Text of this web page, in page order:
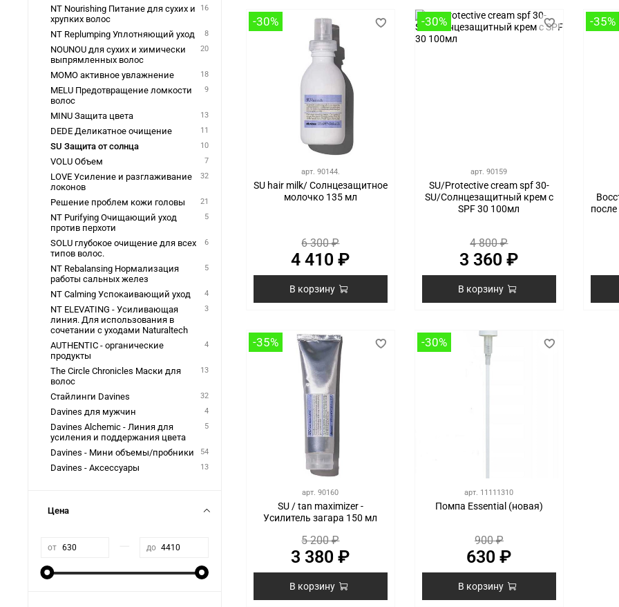
-30%
арт. 90144.
SU hair milk/ Солнцезащитное
молочко 135 мл
6 300 ₽
4 410 ₽
В корзину
-30%
арт.90159
SU/Protective cream spf 30-
SU/Солнцезащитный крем с
SPF 30 100мл
4 800 ₽
3 360 ₽
В корзину
-35%
-35%
арт.90160
SU / tan maximizer -
Усилитель загара 150 мл
5 200 ₽
3 380 ₽
В корзину
-30%
арт. 11111310
Помпа Essential (новая)
900 ₽
630 ₽
В корзину
NT Nourishing Питание для сухих и
хрупких волос
16
NT Replumping Уплотняющий уход 8
NOUNOU для сухих и химически
выпрямленных волос
20
MOMO активное увлажнение 18
MELU Предотвращение ломкости
волос
9
MINU Защита цвета 13
DEDE Деликатное очищение 11
SU Защита от солнца 10
VOLU Объем 7
LOVE Усиление и разглаживание
локонов
32
Решение проблем кожи головы 21
NT Purifying Очищающий уход
против перхоти
5
SOLU глубокое очищение для всех
типов волос.
6
NT Rebalansing Нормализация
работы сальных желез
5
NT Calming Успокаивающий уход 4
NT ELEVATING - Усиливающая
линия. Для использования в
сочетании с уходами Naturaltech
3
AUTHENTIC - органические
продукты
4
The Circle Chronicles Маски для
волос
13
Стайлинги Davines 32
Davines для мужчин 4
Davines Alchemic - Линия для
усиления и поддержания цвета
5
Davines - Мини объемы/пробники 54
Davines - Аксессуары 13
Цена
от до